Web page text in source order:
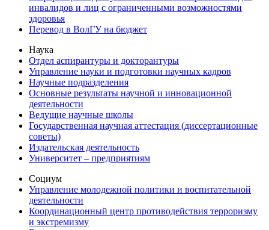
инвалидов и лиц с ограниченными возможностями
здоровья
Перевод в ВолГУ на бюджет
Наука
Отдел аспирантуры и докторантуры
Управление науки и подготовки научных кадров
Научные подразделения
Основные результаты научной и инновационной
деятельности
Ведущие научные школы
Государственная научная аттестация (диссертационные
советы)
Издательская деятельность
Университет – предприятиям
Социум
Управление молодежной политики и воспитательной
деятельности
Координационный центр противодействия терроризму
и экстремизму